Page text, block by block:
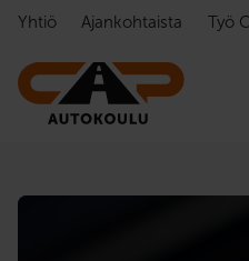
Hyppää sisältöön
Yhtiö Ajankohtaista Työ